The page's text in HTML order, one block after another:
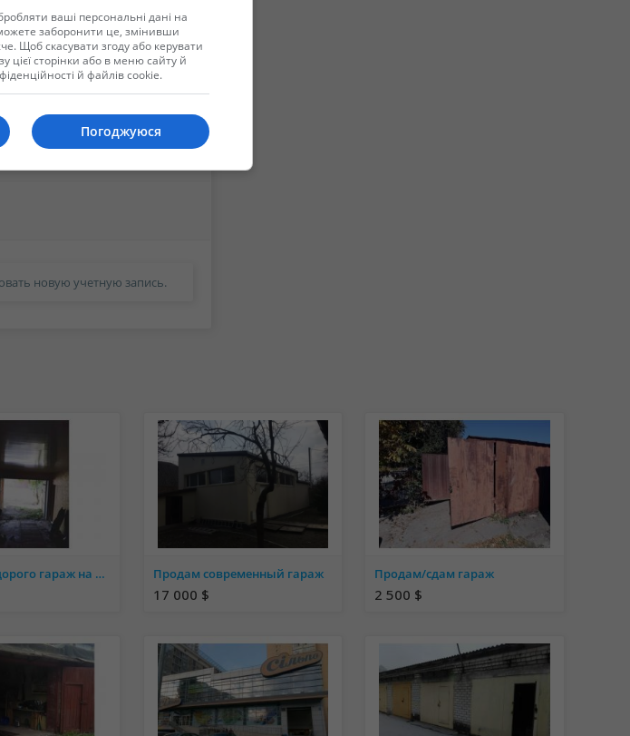
новую учетную запись.
Продам недорого гараж на Кима Продам современный гараж
17 000 $
Продам/сдам гараж
2 500 $
ваші персональні дані на
заборонити це, змінивши
Щоб скасувати згоду або керувати
цієї сторінки або в меню сайту й
й файлів cookie.
Погоджуюся